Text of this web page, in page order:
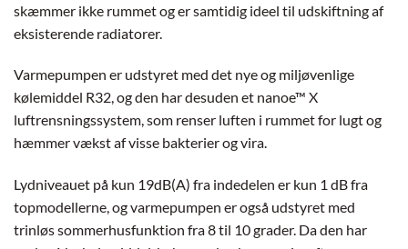
skæmmer ikke rummet og er samtidig ideel til udskiftning af
eksisterende radiatorer.
Varmepumpen er udstyret med det nye og miljøvenlige
kølemiddel R32, og den har desuden et nanoe™ X
luftrensningssystem, som renser luften i rummet for lugt og
hæmmer vækst af visse bakterier og vira.
Lydniveauet på kun 19dB(A) fra indedelen er kun 1 dB fra
topmodellerne, og varmepumpen er også udstyret med
trinløs sommerhusfunktion fra 8 til 10 grader. Da den har